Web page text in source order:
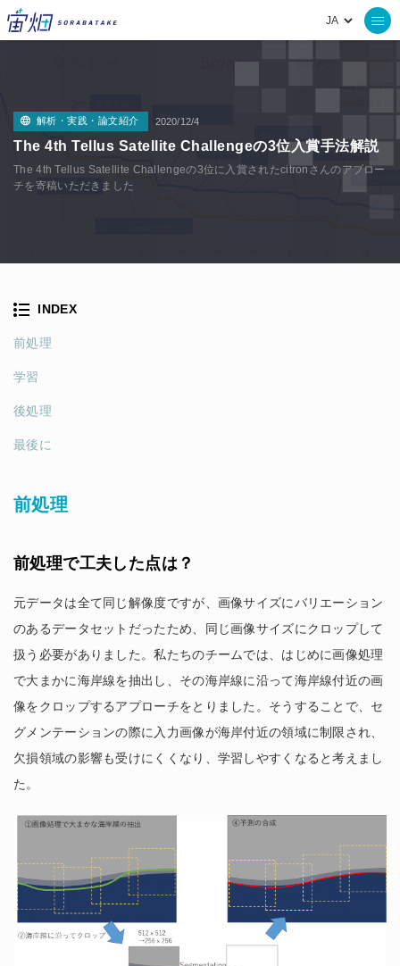
解析・実践・論文紹介 2020/12/4
The 4th Tellus Satellite Challengeの3位入賞手法解説
The 4th Tellus Satellite Challengeの3位に入賞されたcitronさんのアプロー
チを寄稿いただきました
前処理
前処理で工夫した点は？
元データは全て同じ解像度ですが、画像サイズにバリエーション
のあるデータセットだったため、同じ画像サイズにクロップして
扱う必要がありました。私たちのチームでは、はじめに画像処理
で大まかに海岸線を抽出し、その海岸線に沿って海岸線付近の画
像をクロップするアプローチをとりました。そうすることで、セ
グメンテーションの際に入力画像が海岸付近の領域に制限され、
欠損領域の影響も受けにくくなり、学習しやすくなると考えまし
た。
INDEX
前処理
学習
後処理
最後に